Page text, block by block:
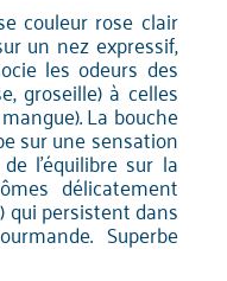
couleur rose clair
un nez expressif,
les odeurs des
groseille) à celles
La bouche
sur une sensation
l'équilibre sur la
délicatement
qui persistent dans
Superbe